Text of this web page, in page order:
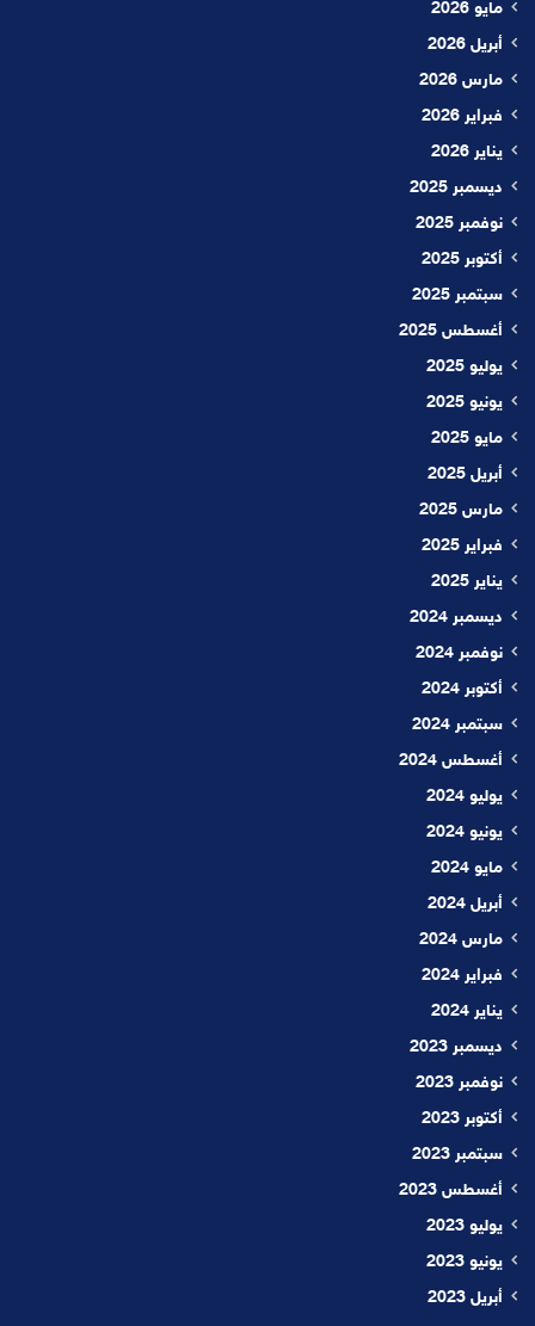
مايو 2026
أبريل 2026
مارس 2026
فبراير 2026
يناير 2026
ديسمبر 2025
نوفمبر 2025
أكتوبر 2025
سبتمبر 2025
أغسطس 2025
يوليو 2025
يونيو 2025
مايو 2025
أبريل 2025
مارس 2025
فبراير 2025
يناير 2025
ديسمبر 2024
نوفمبر 2024
أكتوبر 2024
سبتمبر 2024
أغسطس 2024
يوليو 2024
يونيو 2024
مايو 2024
أبريل 2024
مارس 2024
فبراير 2024
يناير 2024
ديسمبر 2023
نوفمبر 2023
أكتوبر 2023
سبتمبر 2023
أغسطس 2023
يوليو 2023
يونيو 2023
أبريل 2023